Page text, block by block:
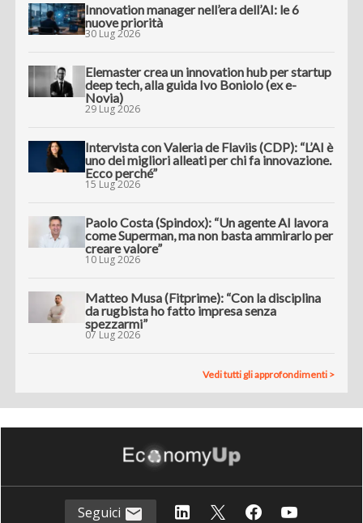
Innovation manager nell’era dell’AI: le 6
nuove priorità
30 Lug 2026
Elemaster crea un innovation hub per startup
deep tech, alla guida Ivo Boniolo (ex e-
Novia)
29 Lug 2026
Intervista con Valeria de Flaviis (CDP): “L’AI è
uno dei migliori alleati per chi fa innovazione.
Ecco perché”
15 Lug 2026
Paolo Costa (Spindox): “Un agente AI lavora
come Superman, ma non basta ammirarlo per
creare valore”
10 Lug 2026
Matteo Musa (Fitprime): “Con la disciplina
da rugbista ho fatto impresa senza
spezzarmi”
07 Lug 2026
Vedi tutti gli approfondimenti >
Seguici